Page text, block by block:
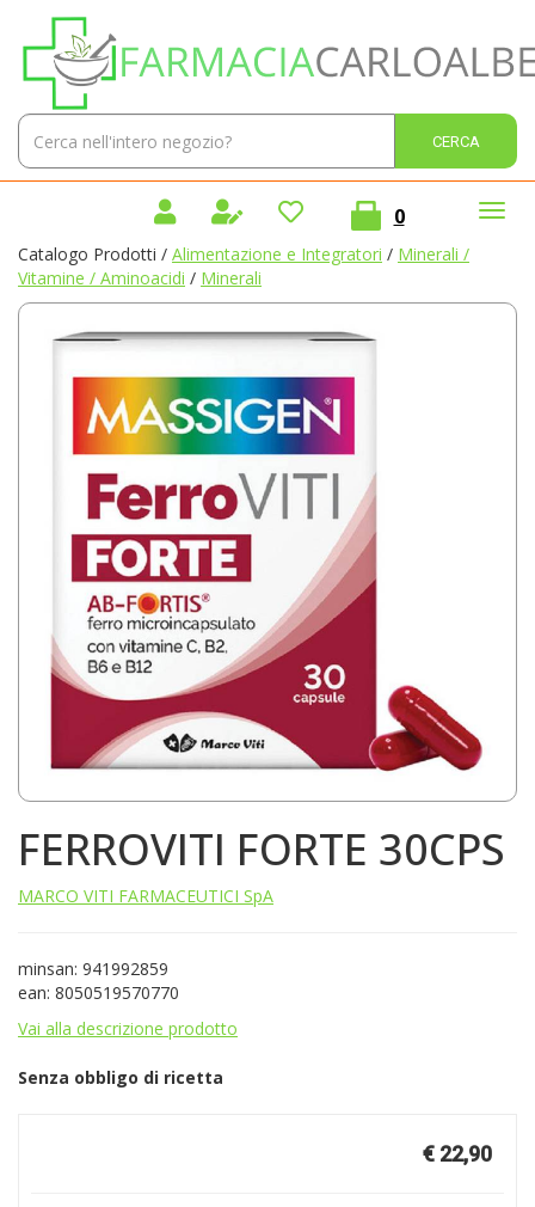
contenuto
principale
Farmacia
Carlo
Alberto
Cerca
Prodotto
0prodotti
Catalogo Prodotti / Alimentazione e Integratori / Minerali /
Vitamine / Aminoacidi / Minerali
FERROVITI FORTE 30CPS
MARCO VITI FARMACEUTICI SpA
minsan: 941992859
ean: 8050519570770
Vai alla descrizione prodotto
Senza obbligo di ricetta
€ 22,90